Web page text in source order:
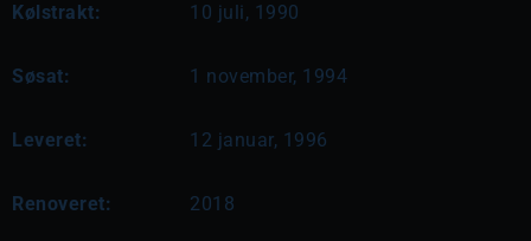
Kølstrakt: 10 juli, 1990
Søsat: 1 november, 1994
Leveret: 12 januar, 1996
Renoveret: 2018